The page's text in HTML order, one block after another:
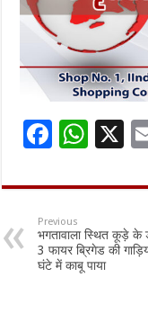
F
e
b
o
o
W
at
sA
p
p
X
Previous
भगतावाला स्थित कूड़े
3 फायर ब्रिगेड की
घंटे में काबू पाया